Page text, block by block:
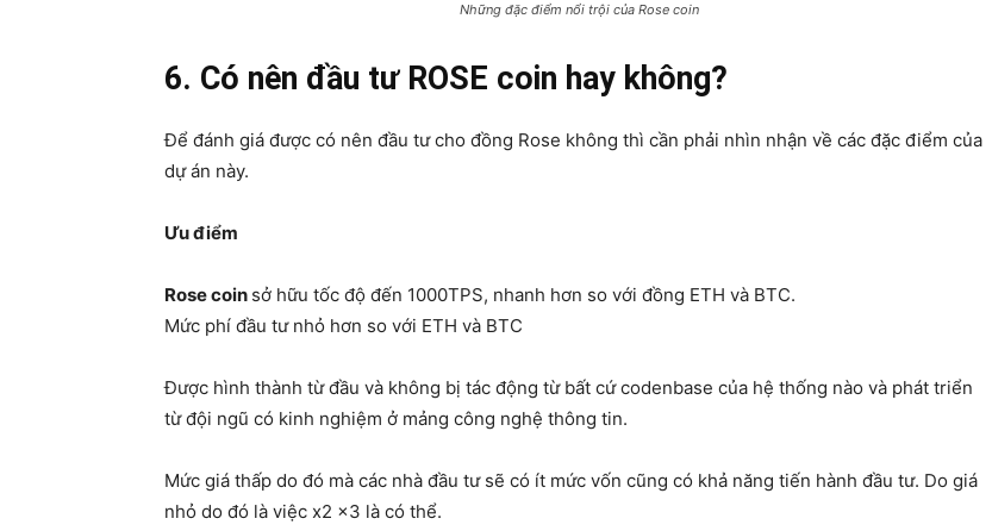
Những đặc điểm nổi trội của Rose coin
6. Có nên đầu tư ROSE coin hay không?
Để đánh giá được có nên đầu tư cho đồng Rose không thì cần phải nhìn nhận về các đặc điểm của
dự án này.
Ưu điểm
Rose coin sở hữu tốc độ đến 1000TPS, nhanh hơn so với đồng ETH và BTC.
Mức phí đầu tư nhỏ hơn so với ETH và BTC
Được hình thành từ đầu và không bị tác động từ bất cứ codenbase của hệ thống nào và phát triển
từ đội ngũ có kinh nghiệm ở mảng công nghệ thông tin.
Mức giá thấp do đó mà các nhà đầu tư sẽ có ít mức vốn cũng có khả năng tiến hành đầu tư. Do giá
nhỏ do đó là việc x2 x3 là có thể.